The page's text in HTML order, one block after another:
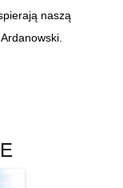
naszą